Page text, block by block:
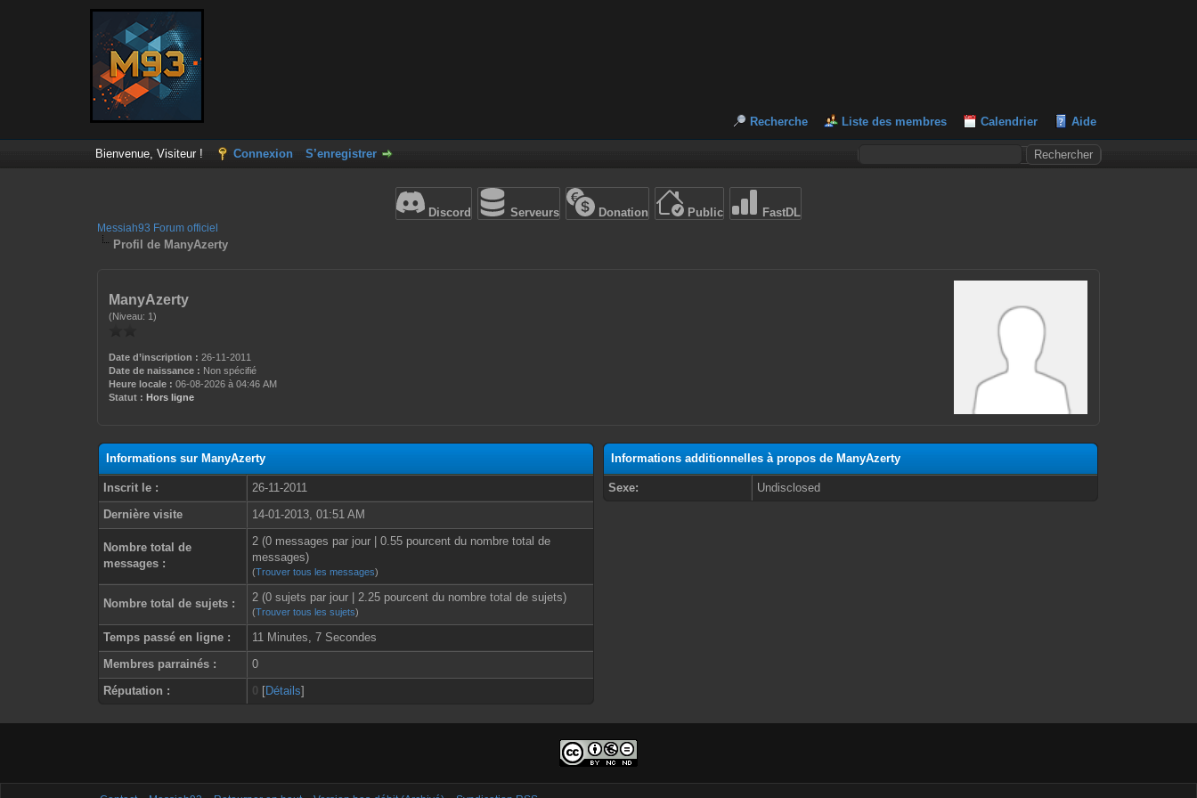
Recherche Liste des membres Calendrier Aide
Bienvenue, Visiteur ! Connexion S’enregistrer
Discord Serveurs Donation Public FastDL
Messiah93 Forum officiel
Profil de ManyAzerty
ManyAzerty
(Niveau: 1)
Date d’inscription : 26-11-2011
Date de naissance : Non spécifié
Heure locale : 06-08-2026 à 04:46 AM
Statut : Hors ligne
Informations sur ManyAzerty
Inscrit le :
26-11-2011
Dernière visite
14-01-2013, 01:51 AM
Nombre total de
messages :
2 (0 messages par jour | 0.55 pourcent du nombre total de
messages)
(Trouver tous les messages)
Nombre total de sujets : 2 (0 sujets par jour | 2.25 pourcent du nombre total de sujets)
(Trouver tous les sujets)
Temps passé en ligne :
11 Minutes, 7 Secondes
Membres parrainés :
0
Réputation :
0 [Détails]
Informations additionnelles à propos de ManyAzerty
Sexe: Undisclosed